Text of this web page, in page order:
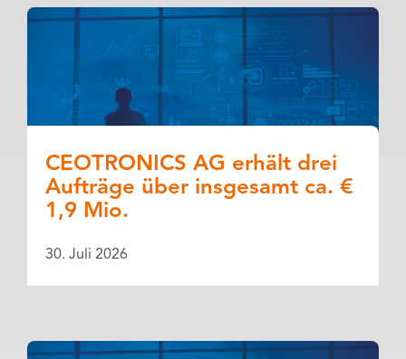
CEOTRONICS AG erhält drei
Aufträge über insgesamt ca. €
1,9 Mio.
30. Juli 2026